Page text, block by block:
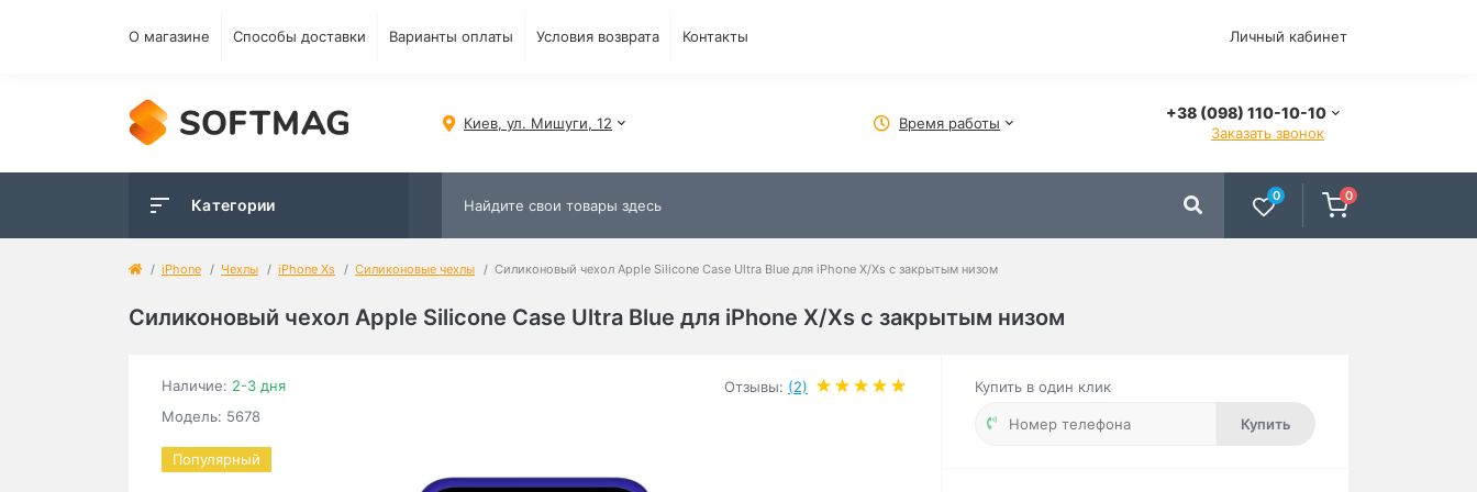
О магазине Способы доставки Варианты оплаты Условия возврата Контакты Личный кабинет
Киев, ул. Мишуги, 12 Время работы
+38 (098) 110-10-10
Заказать звонок
Категории 0 0
iPhone Чехлы iPhone Xs Силиконовые чехлы Силиконовый чехол Apple Silicone Case Ultra Blue для iPhone X/Xs с закрытым низом
Силиконовый чехол Apple Silicone Case Ultra Blue для iPhone X/Xs с закрытым низом
Наличие: 2-3 дня
Модель: 5678
Отзывы: (2)
Популярный
Купить в один клик
Купить